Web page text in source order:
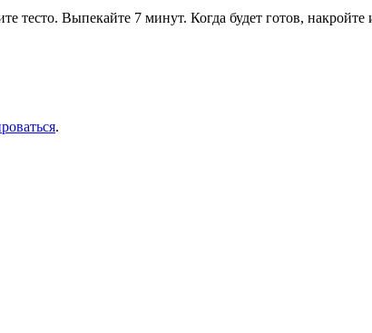
тесто. Выпекайте 7 минут. Когда будет готов,
.